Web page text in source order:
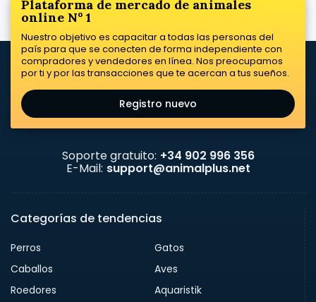
Plataforma de mercado de animales
online Nº 1
Nuestro objetivo es capacitar a todas las personas del
país para que se conecten de forma independiente con
compradores y vendedores en línea. Nos preocupamos
por ti y por las transacciones que te acercan a tus sueños.
Registro nuevo
Soporte gratuito: +34 902 996 356
E-Mail: support@animalplus.net
Categorías de tendencias
Perros
Gatos
Caballos
Aves
Roedores
Aquaristik